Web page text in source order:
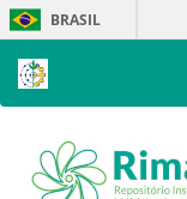
Skip
navigation
BRASIL